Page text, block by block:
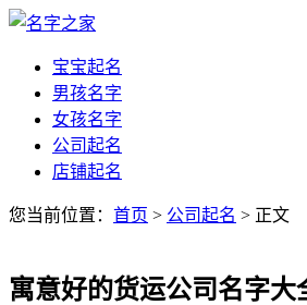
宝宝起名
男孩名字
女孩名字
公司起名
店铺起名
您当前位置： 首页 > 公司起名 > 正文
寓意好的货运公司名字大